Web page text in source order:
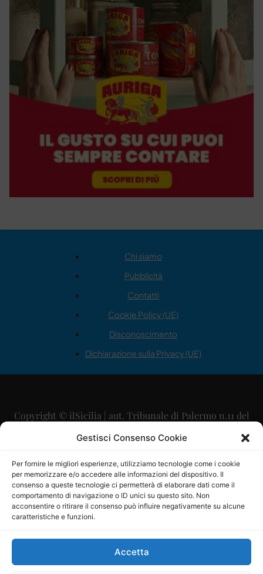
Gestisci Consenso Cookie
Per fornire le migliori esperienze, utilizziamo tecnologie come i cookie
per memorizzare e/o accedere alle informazioni del dispositivo. Il
consenso a queste tecnologie ci permetterà di elaborare dati come il
comportamento di navigazione o ID unici su questo sito. Non
acconsentire o ritirare il consenso può influire negativamente su alcune
caratteristiche e funzioni.
Accetta
Chi siamo
Pubblicità
Contatti
Cookie Policy (UE)
Disconoscimento
Dichiarazione sulla Privacy (UE)
Copyright © ilSicilia | aut. Tribunale di Palermo n.11 del
29/09/2015
Direttore Editoriale: Maurizio Scaglione
Direttore Responsabile: Maria Calabrese
P.IVA: 06334930820
Mercurio Comunicazione Società Cooperativa a r.l. è